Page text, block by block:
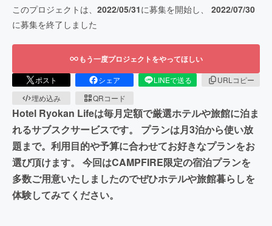
このプロジェクトは、 2022/05/31に募集を開始し、 2022/07/30
に募集を終了しました
もう一度プロジェクトをやってほしい
ポスト シェア LINEで送る
URLコピー
埋め込み
QRコード
Hotel Ryokan Lifeは毎月定額で厳選ホテルや旅館に泊ま
れるサブスクサービスです。 プランは月3泊から使い放
題まで。利用目的や予算に合わせてお好きなプランをお
選び頂けます。 今回はCAMPFIRE限定の宿泊プランを
多数ご用意いたしましたのでぜひホテルや旅館暮らしを
体験してみてください。